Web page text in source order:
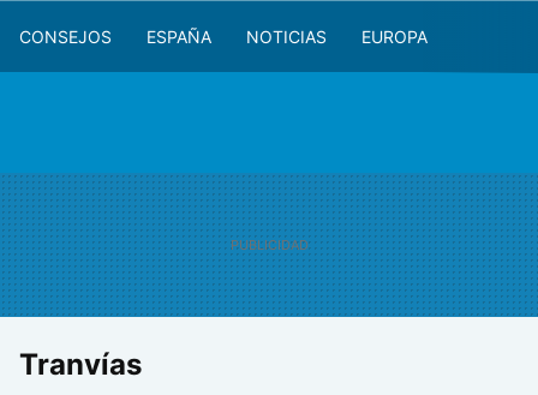
CONSEJOS ESPAÑA NOTICIAS EUROPA
Tranvías